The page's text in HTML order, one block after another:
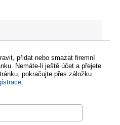
přidat nebo smazat firemní
Nemáte-li ještě účet a přejete
pokračujte přes záložku
.